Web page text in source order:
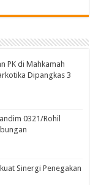
PK di Mahkamah
Dipangkas 3
0321/Rohil
Sinergi Penegakan